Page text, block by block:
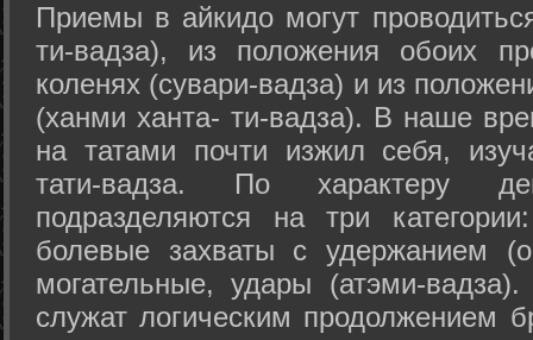
Приемы в айкидо могут
ти-вадза), из положения обоих
коленях (сувари-вадза) и из
(ханми ханта- ти-вадза). В наше
на татами почти изжил себя,
тати-вадза. По характеру
подразделяются на три
болевые захваты с удержанием
могательные, удары (атэми-
служат логическим продолжением